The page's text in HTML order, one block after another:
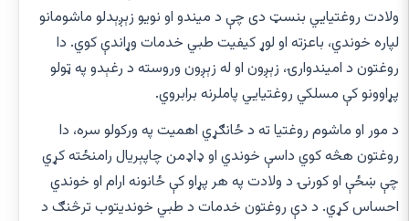
ولادت روغتیایي بنسټ دی چې د میندو او نویو زېږېدلو ماشومانو
لپاره خوندي، باعزته او لوړ کیفیت طبي خدمات وړاندې کوي. دا
روغتون د امیندوارۍ، زېږون او له زېږون وروسته د رغېدو په ټولو
پړاوونو کې مسلکي روغتیایي پاملرنه برابروي.
د مور او ماشوم روغتیا ته د ځانګړي اهمیت په ورکولو سره، دا
روغتون هڅه کوي داسې خوندي او ډاډمن چاپېریال رامنځته کړي
چې ښځې او کورنۍ د ولادت په هر پړاو کې ځانونه ارام او خوندي
احساس کړي. د دې روغتون خدمات د طبي خوندیتوب ترڅنګ د